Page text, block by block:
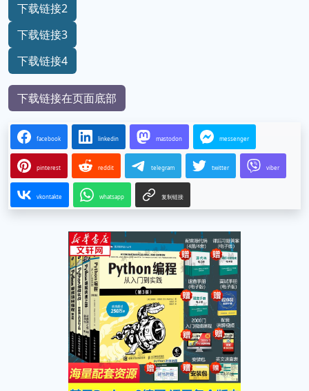
下载链接2
下载链接3
下载链接4
下载链接在页面底部
facebook linkedin mastodon messenger
pinterest reddit telegram twitter viber
vkontakte whatsapp 复制链接